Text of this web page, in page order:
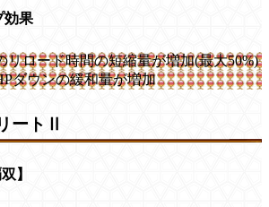
効果
リロード時間の短縮量が増加(最大50%)
ダウンの緩和量が増加
ートⅡ
】